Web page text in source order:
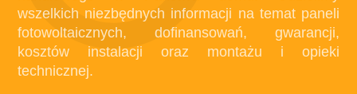
wszelkich niezbędnych informacji na temat paneli
fotowoltaicznych, dofinansowań, gwarancji,
kosztów instalacji oraz montażu i opieki
technicznej.